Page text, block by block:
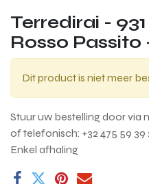
Terredirai -
Rosso Passito
Dit product is niet meer
Stuur uw bestelling door via
of telefonisch: +32 475 59 39
Enkel afhaling